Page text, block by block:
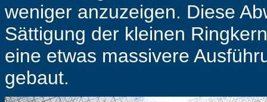
weniger anzuzeigen. Diese
Sättigung der kleinen
eine etwas massivere
gebaut.